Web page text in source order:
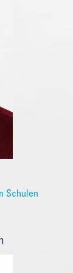
Schulen